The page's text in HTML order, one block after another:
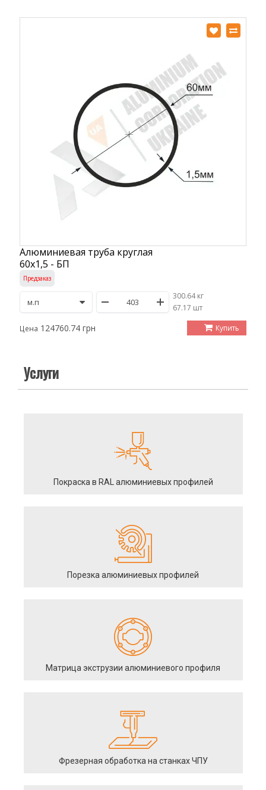
Алюминиевая труба круглая
60х1,5 - БП
Предзаказ
300.64 кг
/67.17 шт
Цена 124760.74 грн Купить
Услуги
Покраска в RAL алюминиевых профилей
Порезка алюминиевых профилей
Матрица экструзии алюминиевого профиля
Фрезерная обработка на станках ЧПУ